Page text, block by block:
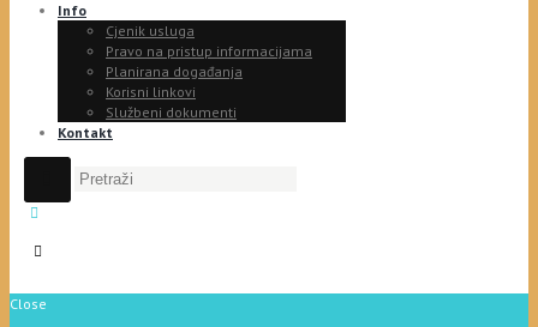
Info
Cjenik usluga
Pravo na pristup informacijama
Planirana događanja
Korisni linkovi
Službeni dokumenti
Kontakt
Close